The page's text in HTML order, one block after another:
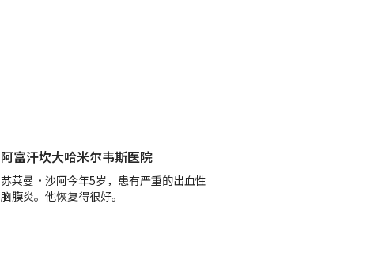
阿富汗坎大哈米尔韦斯医院
苏莱曼•沙阿今年5岁，患有严重的出血性
脑膜炎。他恢复得很好。